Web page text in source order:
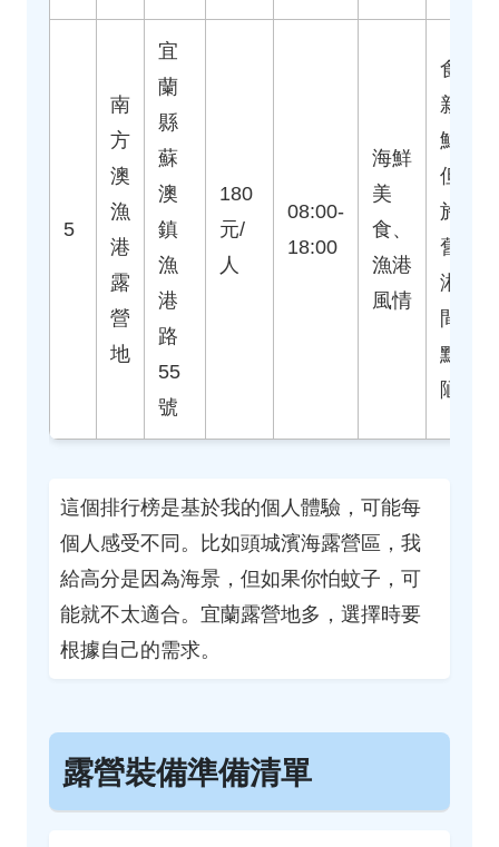
5
南
方
澳
漁
港
露
營
地
宜
蘭
縣
蘇
澳
鎮
漁
港
路
55
號
180
元/
人
08:00-
18:00
海鮮
美
食、
漁港
風情
食物
新
鮮，
但設
施較
舊，
淋浴
間有
點簡
陋。
這個排行榜是基於我的個人體驗，可能每
個人感受不同。比如頭城濱海露營區，我
給高分是因為海景，但如果你怕蚊子，可
能就不太適合。宜蘭露營地多，選擇時要
根據自己的需求。
露營裝備準備清單